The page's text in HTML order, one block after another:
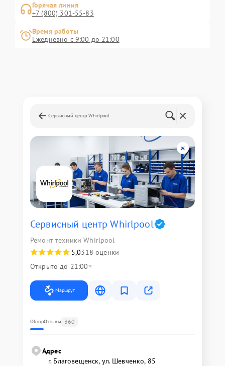
Горячая линия
+7 (800) 301-55-83
Время работы
Ежедневно с 9:00 до 21:00
Сервисный центр Whirlpool
Сервисный центр Whirlpool
Ремонт техники Whirlpool
5,0318 оценки
Открыто до 21:00
Маршрут
ОбзорОтзывы 360
Адрес
г. Благовещенск, ул. Шевченко, 85